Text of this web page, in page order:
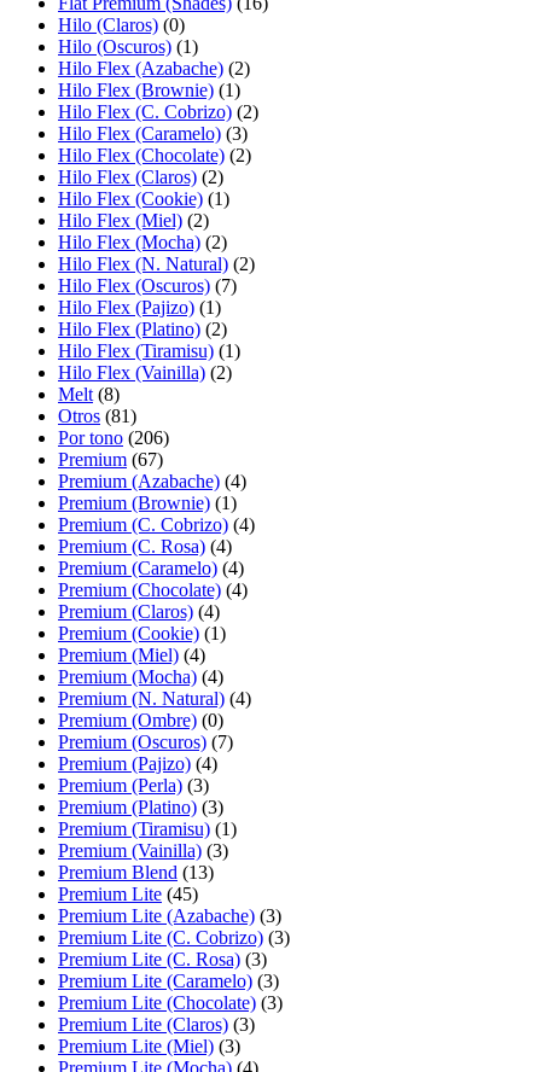
Hilo (Claros) (0)
Hilo (Oscuros) (1)
Hilo Flex (Azabache) (2)
Hilo Flex (Brownie) (1)
Hilo Flex (C. Cobrizo) (2)
Hilo Flex (Caramelo) (3)
Hilo Flex (Chocolate) (2)
Hilo Flex (Claros) (2)
Hilo Flex (Cookie) (1)
Hilo Flex (Miel) (2)
Hilo Flex (Mocha) (2)
Hilo Flex (N. Natural) (2)
Hilo Flex (Oscuros) (7)
Hilo Flex (Pajizo) (1)
Hilo Flex (Platino) (2)
Hilo Flex (Tiramisu) (1)
Hilo Flex (Vainilla) (2)
Melt (8)
Otros (81)
Por tono (206)
Premium (67)
Premium (Azabache) (4)
Premium (Brownie) (1)
Premium (C. Cobrizo) (4)
Premium (C. Rosa) (4)
Premium (Caramelo) (4)
Premium (Chocolate) (4)
Premium (Claros) (4)
Premium (Cookie) (1)
Premium (Miel) (4)
Premium (Mocha) (4)
Premium (N. Natural) (4)
Premium (Ombre) (0)
Premium (Oscuros) (7)
Premium (Pajizo) (4)
Premium (Perla) (3)
Premium (Platino) (3)
Premium (Tiramisu) (1)
Premium (Vainilla) (3)
Premium Blend (13)
Premium Lite (45)
Premium Lite (Azabache) (3)
Premium Lite (C. Cobrizo) (3)
Premium Lite (C. Rosa) (3)
Premium Lite (Caramelo) (3)
Premium Lite (Chocolate) (3)
Premium Lite (Claros) (3)
Premium Lite (Miel) (3)
Premium Lite (Mocha) (4)